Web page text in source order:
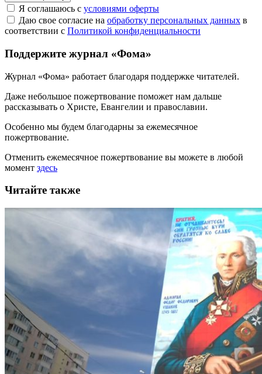
Я соглашаюсь с условиями оферты
Даю свое согласие на обработку персональных данных в
соответствии с Политикой конфиденциальности
Поддержите журнал «Фома»
Журнал «Фома» работает благодаря поддержке читателей.
Даже небольшое пожертвование поможет нам дальше
рассказывать о Христе, Евангелии и православии.
Особенно мы будем благодарны за ежемесячное
пожертвование.
Отменить ежемесячное пожертвование вы можете в любой
момент здесь
Читайте также